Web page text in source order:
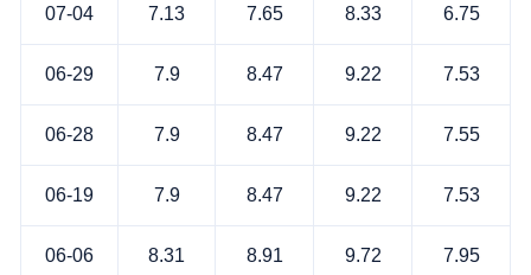
07-04 7.13 7.65 8.33 6.75
06-29 7.9 8.47 9.22 7.53
06-28 7.9 8.47 9.22 7.55
06-19 7.9 8.47 9.22 7.53
06-06 8.31 8.91 9.72 7.95